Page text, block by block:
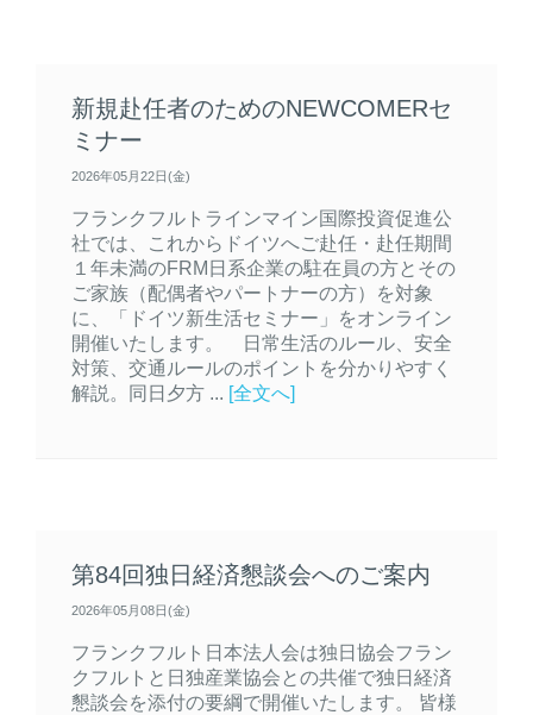
新規赴任者のためのNEWCOMERセ
ミナー
2026年05月22日(金)
フランクフルトラインマイン国際投資促進公
社では、これからドイツへご赴任・赴任期間
１年未満のFRM日系企業の駐在員の方とその
ご家族（配偶者やパートナーの方）を対象
に、「ドイツ新生活セミナー」をオンライン
開催いたします。 日常生活のルール、安全
対策、交通ルールのポイントを分かりやすく
解説。同日夕方 ... [全文へ]
第84回独日経済懇談会へのご案内
2026年05月08日(金)
フランクフルト日本法人会は独日協会フラン
クフルトと日独産業協会との共催で独日経済
懇談会を添付の要綱で開催いたします。 皆様